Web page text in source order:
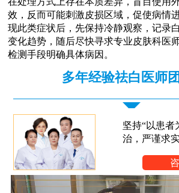
效，反而可能刺激皮损区域，促使病情
现此类症状后，先保持冷静观察，记录
变化趋势，随后尽快寻求专业皮肤科医
检测手段明确具体病因。
多年经验祛白医师
坚持“以患者
治，严谨求实